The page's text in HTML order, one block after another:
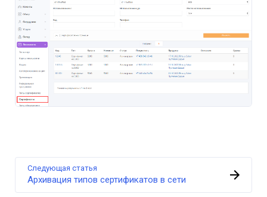
Следующая статья
Архивация типов сертификатов в сети